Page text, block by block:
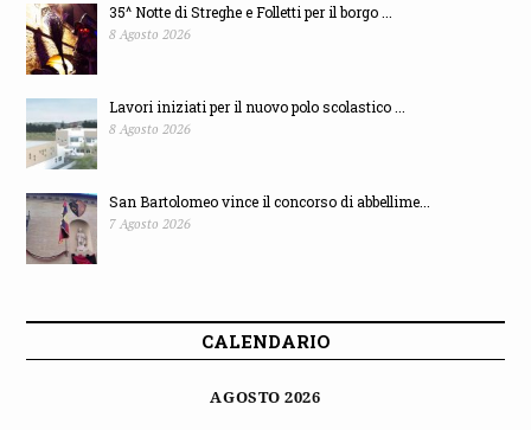
35^ Notte di Streghe e Folletti per il borgo ...
8 Agosto 2026
Lavori iniziati per il nuovo polo scolastico ...
8 Agosto 2026
San Bartolomeo vince il concorso di abbellime...
7 Agosto 2026
CALENDARIO
AGOSTO 2026